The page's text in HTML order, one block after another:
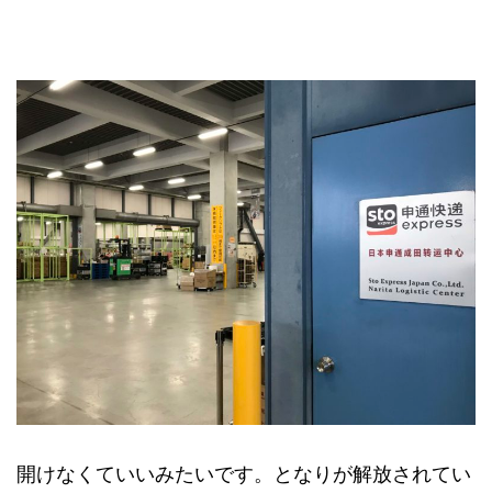
開けなくていいみたいです。となりが解放されてい